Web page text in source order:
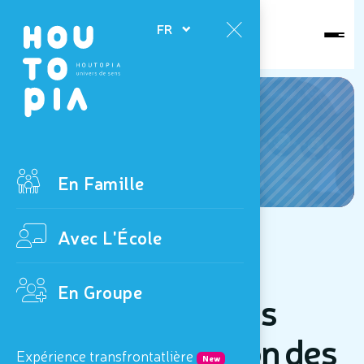
FR
En Famille
Avec L'École
En Groupe
Expérience transfrontatlière New
Ouvert
aujourd'hui
Concours pour les
écoles à l'occasion des